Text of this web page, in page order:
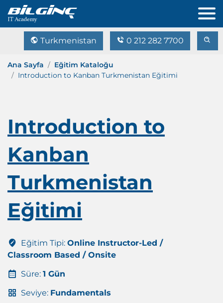
Turkmenistan 0 212 282 7700
Ana Sayfa
Eğitim Kataloğu
Introduction to Kanban Turkmenistan Eğitimi
Introduction to
Kanban
Turkmenistan
Eğitimi
Eğitim Tipi: Online Instructor-Led /
Classroom Based / Onsite
Süre: 1 Gün
Seviye: Fundamentals